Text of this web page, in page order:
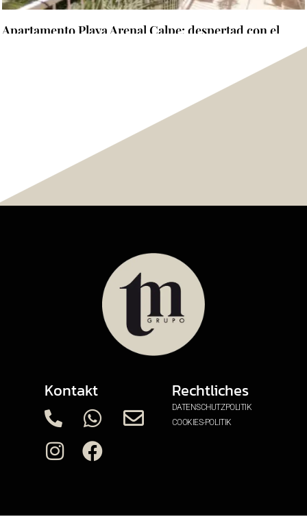
Apartamento Playa Arenal Calpe: despertad con el
Kontakt Rechtliches
DATENSCHUTZPOLITIK
COOKIES-POLITIK